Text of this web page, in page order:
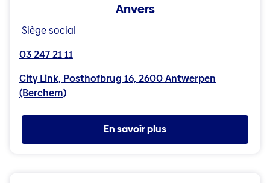
Anvers
Siège social
03 247 21 11
City Link, Posthofbrug 16, 2600 Antwerpen
(Berchem)
En savoir plus